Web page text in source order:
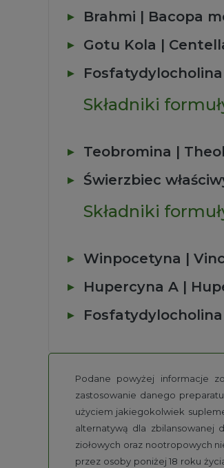
Brahmi | Bacopa
Gotu Kola |
Składniki
Teobromina |
Świerzbiec
Składniki
Winpocetyna |
Hupercyna A |
Podane powyżej informacje
zastosowanie danego
użyciem jakiegokolwiek
alternatywą dla zbilansowanej
ziołowych oraz nootropowych
przez osoby poniżej 18 roku